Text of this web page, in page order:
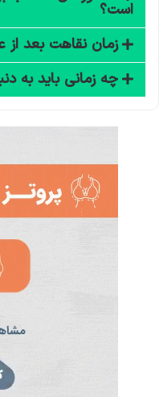
است؟
زمان نقاهت بعد
چه زمانی باید به